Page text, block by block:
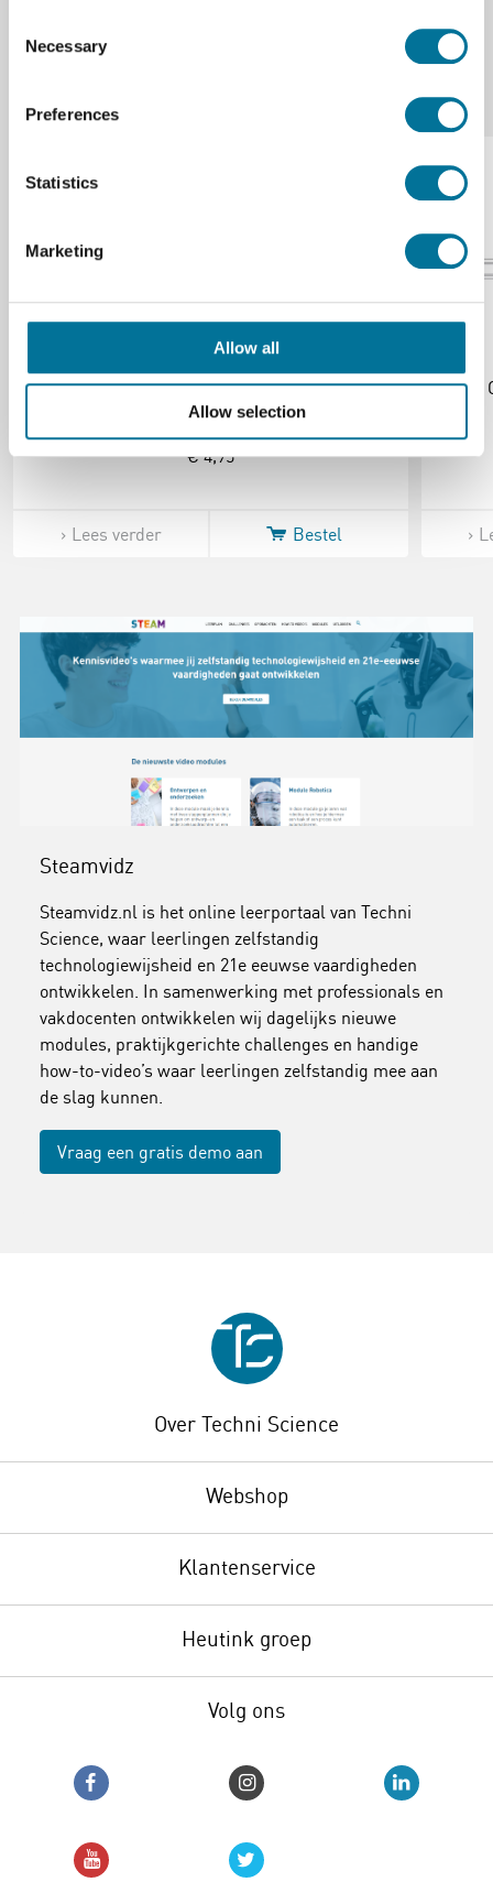
Selection
Necessary
Preferences
Statistics
Marketing
Allow all
Allow selection
Deksel transparant voor opbergbak
€ 4,95
Lees verder Bestel
Steamvidz
Steamvidz.nl is het online leerportaal van Techni
Science, waar leerlingen zelfstandig
technologiewijsheid en 21e eeuwse vaardigheden
ontwikkelen. In samenwerking met professionals en
vakdocenten ontwikkelen wij dagelijks nieuwe
modules, praktijkgerichte challenges en handige
how-to-video’s waar leerlingen zelfstandig mee aan
de slag kunnen.
Vraag een gratis demo aan
Over Techni Science
Webshop
Klantenservice
Heutink groep
Volg ons